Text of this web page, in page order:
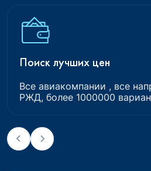
Поиск лучших цен
Все авиакомпании , все
РЖД, более 1000000